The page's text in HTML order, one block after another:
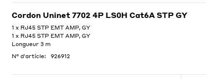
Cordon Uninet 7702 4P LS0H Cat6A STP GY
1 x RJ45 STP EMT AMP, GY
1 x RJ45 STP EMT AMP, GY
Longueur 3 m
N° d'article:
926912